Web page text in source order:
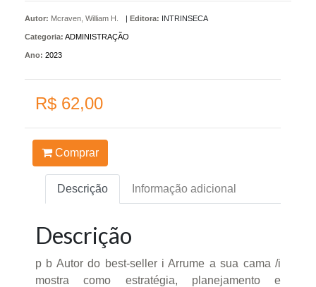
Autor: Mcraven, William H. | Editora: INTRINSECA
Categoria: ADMINISTRAÇÃO
Ano: 2023
R$ 62,00
Comprar
Descrição Informação adicional
Descrição
p b Autor do best-seller i Arrume a sua cama /i
mostra como estratégia, planejamento e